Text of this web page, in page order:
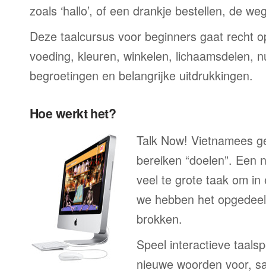
zoals ‘hallo’, of een drankje bestellen, de
Deze taalcursus voor beginners gaat recht
voeding, kleuren, winkelen, lichaamsdelen,
begroetingen en belangrijke uitdrukkingen.
Hoe werkt het?
Talk Now! Vietnamees
bereiken “doelen”. Een
veel te grote taak om
we hebben het
brokken.
Speel interactieve
nieuwe woorden voor,